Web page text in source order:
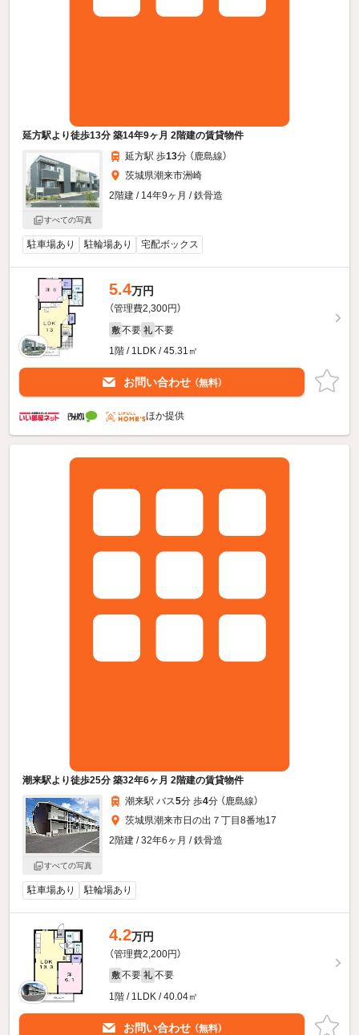
延方駅より徒歩13分 築14年9ヶ月 2階建の賃貸物件
すべての写真
延方駅 歩13分 （鹿島線）
茨城県潮来市洲崎
2階建 / 14年9ヶ月 / 鉄骨造
駐車場あり 駐輪場あり 宅配ボックス
5.4万円
（管理費2,300円）
敷 不要 礼 不要
1階 / 1LDK / 45.31㎡
お問い合わせ （無料）
ほか提供
潮来駅より徒歩25分 築32年6ヶ月 2階建の賃貸物件
すべての写真
潮来駅 バス5分 歩4分 （鹿島線）
茨城県潮来市日の出７丁目8番地17
2階建 / 32年6ヶ月 / 鉄骨造
駐車場あり 駐輪場あり
4.2万円
（管理費2,200円）
敷 不要 礼 不要
1階 / 1LDK / 40.04㎡
お問い合わせ （無料）